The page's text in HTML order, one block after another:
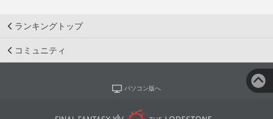
ランキングトップ
コミュニティ
パソコン版へ